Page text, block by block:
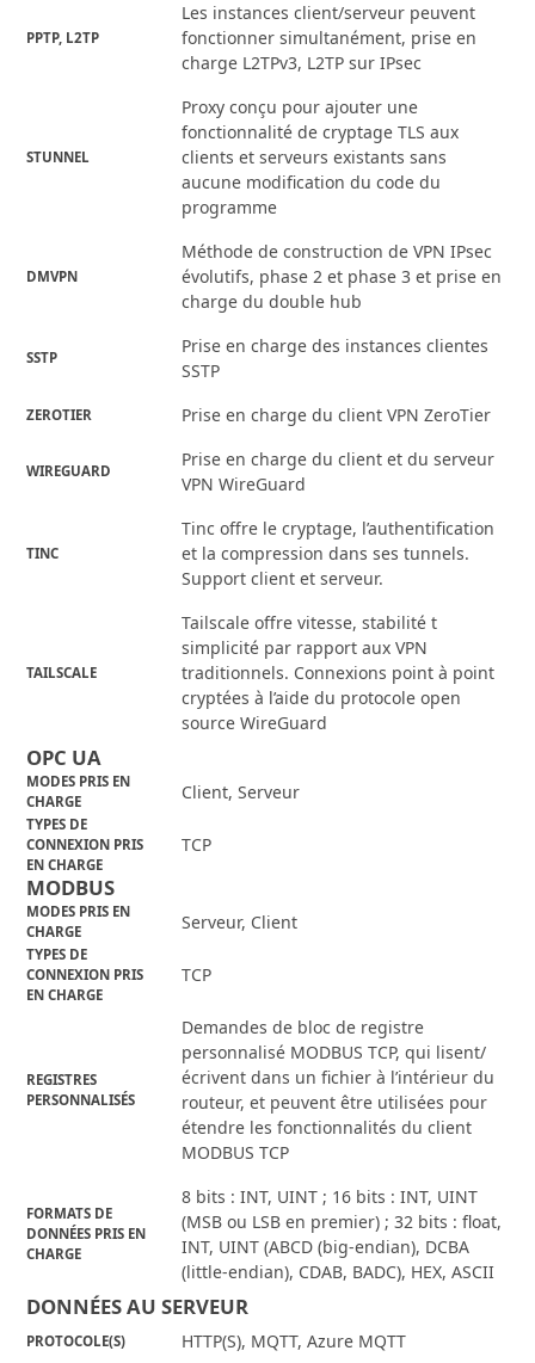
PPTP, L2TP
Les instances client/serveur peuvent
fonctionner simultanément, prise en
charge L2TPv3, L2TP sur IPsec
STUNNEL
Proxy conçu pour ajouter une
fonctionnalité de cryptage TLS aux
clients et serveurs existants sans
aucune modification du code du
programme
DMVPN
Méthode de construction de VPN IPsec
évolutifs, phase 2 et phase 3 et prise en
charge du double hub
SSTP
Prise en charge des instances clientes
SSTP
ZEROTIER Prise en charge du client VPN ZeroTier
WIREGUARD
Prise en charge du client et du serveur
VPN WireGuard
TINC
Tinc offre le cryptage, l’authentification
et la compression dans ses tunnels.
Support client et serveur.
TAILSCALE
Tailscale offre vitesse, stabilité t
simplicité par rapport aux VPN
traditionnels. Connexions point à point
cryptées à l’aide du protocole open
source WireGuard
OPC UA
MODES PRIS EN
CHARGE
Client, Serveur
TYPES DE
CONNEXION PRIS
EN CHARGE
TCP
MODBUS
MODES PRIS EN
CHARGE
Serveur, Client
TYPES DE
CONNEXION PRIS
EN CHARGE
TCP
REGISTRES
PERSONNALISÉS
Demandes de bloc de registre
personnalisé MODBUS TCP, qui lisent/
écrivent dans un fichier à l’intérieur du
routeur, et peuvent être utilisées pour
étendre les fonctionnalités du client
MODBUS TCP
FORMATS DE
DONNÉES PRIS EN
CHARGE
8 bits : INT, UINT ; 16 bits : INT, UINT
(MSB ou LSB en premier) ; 32 bits : float,
INT, UINT (ABCD (big-endian), DCBA
(little-endian), CDAB, BADC), HEX, ASCII
DONNÉES AU SERVEUR
PROTOCOLE(S) HTTP(S), MQTT, Azure MQTT